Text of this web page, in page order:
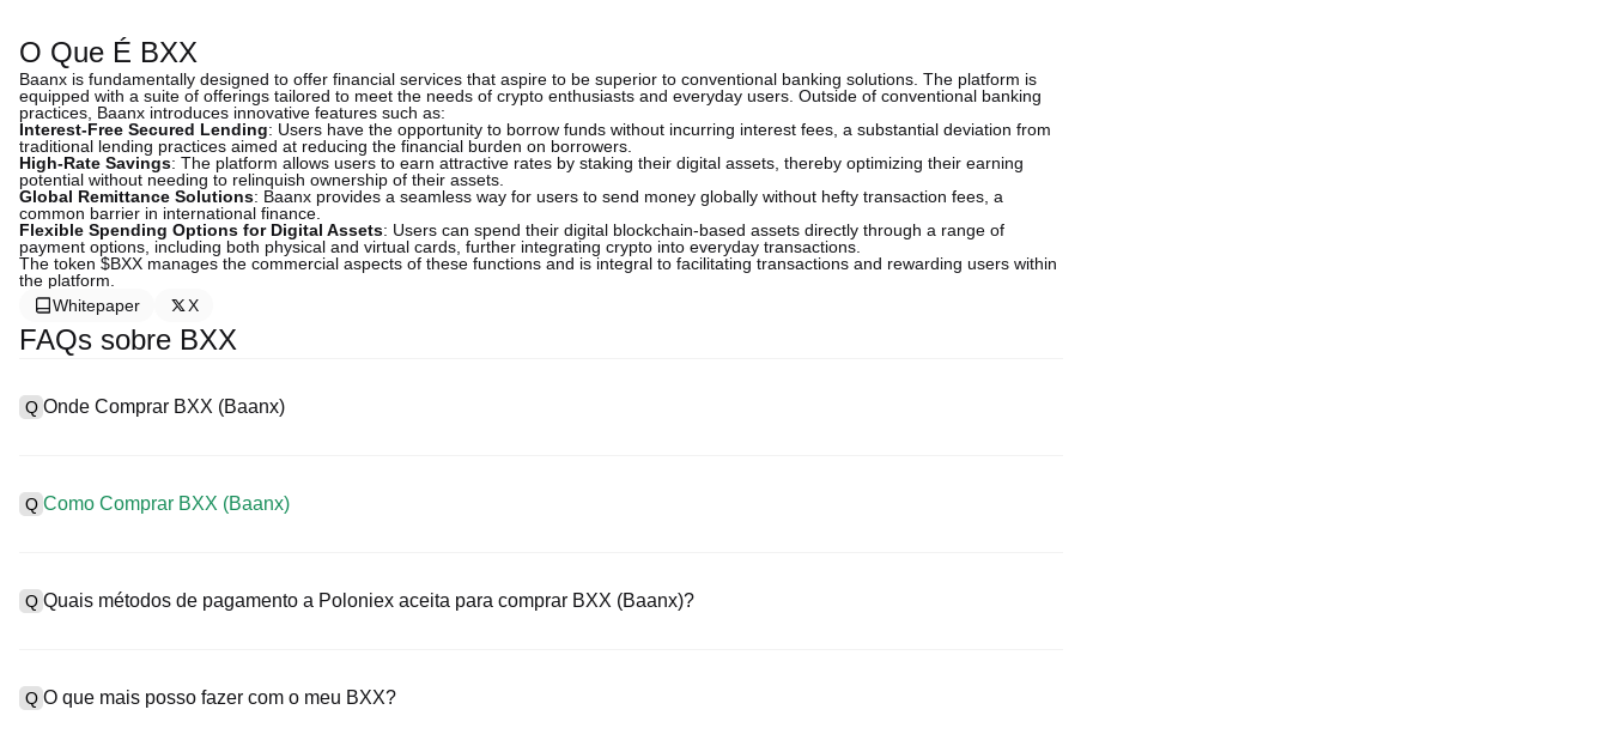
O Que É BXX
Baanx is fundamentally designed to offer financial services that aspire to be superior to conventional banking solutions. The platform is
equipped with a suite of offerings tailored to meet the needs of crypto enthusiasts and everyday users. Outside of conventional banking
practices, Baanx introduces innovative features such as:
Interest-Free Secured Lending: Users have the opportunity to borrow funds without incurring interest fees, a substantial deviation from
traditional lending practices aimed at reducing the financial burden on borrowers.
High-Rate Savings: The platform allows users to earn attractive rates by staking their digital assets, thereby optimizing their earning
potential without needing to relinquish ownership of their assets.
Global Remittance Solutions: Baanx provides a seamless way for users to send money globally without hefty transaction fees, a
common barrier in international finance.
Flexible Spending Options for Digital Assets: Users can spend their digital blockchain-based assets directly through a range of
payment options, including both physical and virtual cards, further integrating crypto into everyday transactions.
The token $BXX manages the commercial aspects of these functions and is integral to facilitating transactions and rewarding users within
the platform.
Whitepaper
X
FAQs sobre BXX
Q Onde Comprar BXX (Baanx)
interfaces fáceis de usar, elevada liquidez e uma variedade de ferramentas de trading para simplificar as negociações. Por exemplo, a
Poloniex suporta trading em diversas criptos, incluindo BXX, e oferece taxas de trading competitivas.
1. Crie uma conta e conclua a verificação KYC.
2. Deposite moedas fiduciárias e criptos na sua conta.
Q Como Comprar BXX (Baanx)
(Baanx) e uma ampla variedade de ativos digitais de alta qualidade.
Q Quais métodos de pagamento a Poloniex aceita para comprar BXX (Baanx)?
1. Cartão de crédito/débito (como Visa e Mastercard) para comprar stablecoins (por exemplo, USDT) instantaneamente.
2. Trading P2P para comprar USDT de outros utilizadores, protegido por um mecanismo de custódia.
Q O que mais posso fazer com o meu BXX?